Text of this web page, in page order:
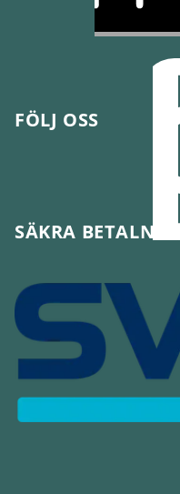
FÖLJ OSS
SÄKRA